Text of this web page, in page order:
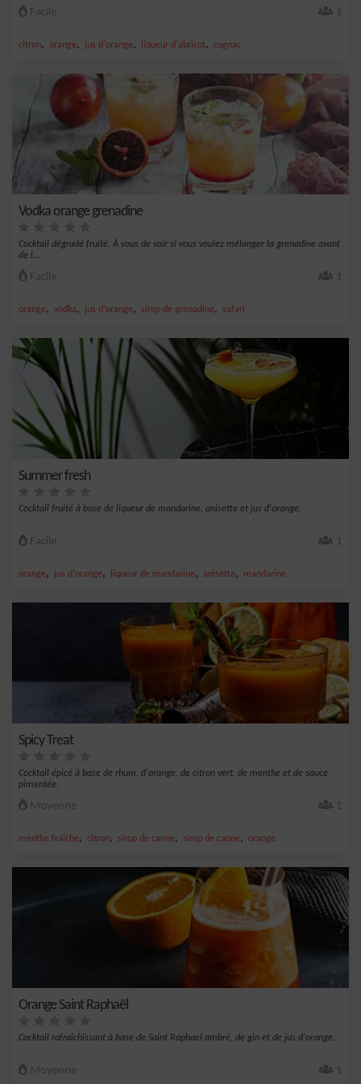
Facile 1
citron, orange, jus d'orange, liqueur d'abricot, cognac
Vodka orange grenadine
Cocktail dégradé fruité. À vous de voir si vous voulez mélanger la grenadine avant
de l...
Facile 1
orange, vodka, jus d'orange, sirop de grenadine, safari
Summer fresh
Cocktail fruité à base de liqueur de mandarine, anisette et jus d'orange.
Facile 1
orange, jus d'orange, liqueur de mandarine, anisette, mandarine
Spicy Treat
Cocktail épicé à base de rhum, d'orange, de citron vert, de menthe et de sauce
pimentée.
Moyenne 1
menthe fraîche, citron, sirop de canne, sirop de canne, orange
Orange Saint Raphaël
Cocktail rafraîchissant à base de Saint Raphael ambré, de gin et de jus d'orange.
Moyenne 1